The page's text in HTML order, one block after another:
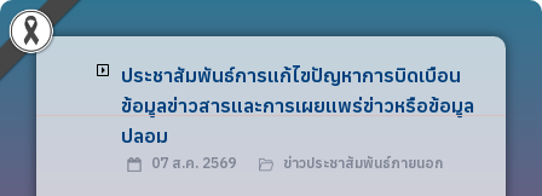
ประชาสัมพันธ์การแก้ไขปัญหาการบิดเบือน
ข้อมูลข่าวสารและการเผยแพร่ข่าวหรือข้อมูล
ปลอม
07 ส.ค. 2569 ข่าวประชาสัมพันธ์ภายนอก